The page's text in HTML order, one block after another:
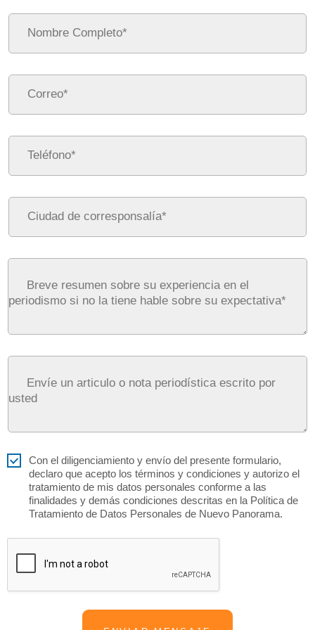
Con el diligenciamiento y envío del presente formulario,
declaro que acepto los términos y condiciones y autorizo el
tratamiento de mis datos personales conforme a las
finalidades y demás condiciones descritas en la Política de
Tratamiento de Datos Personales de Nuevo Panorama.